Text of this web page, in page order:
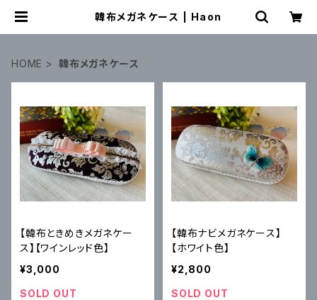
韓布メガネケース | Haon
HOME 韓布メガネケース
【韓布ときめきメガネケー
ス】【ワインレッド色】
¥3,000
SOLD OUT
【韓布ナビメガネケース】
【ホワイト色】
¥2,800
SOLD OUT